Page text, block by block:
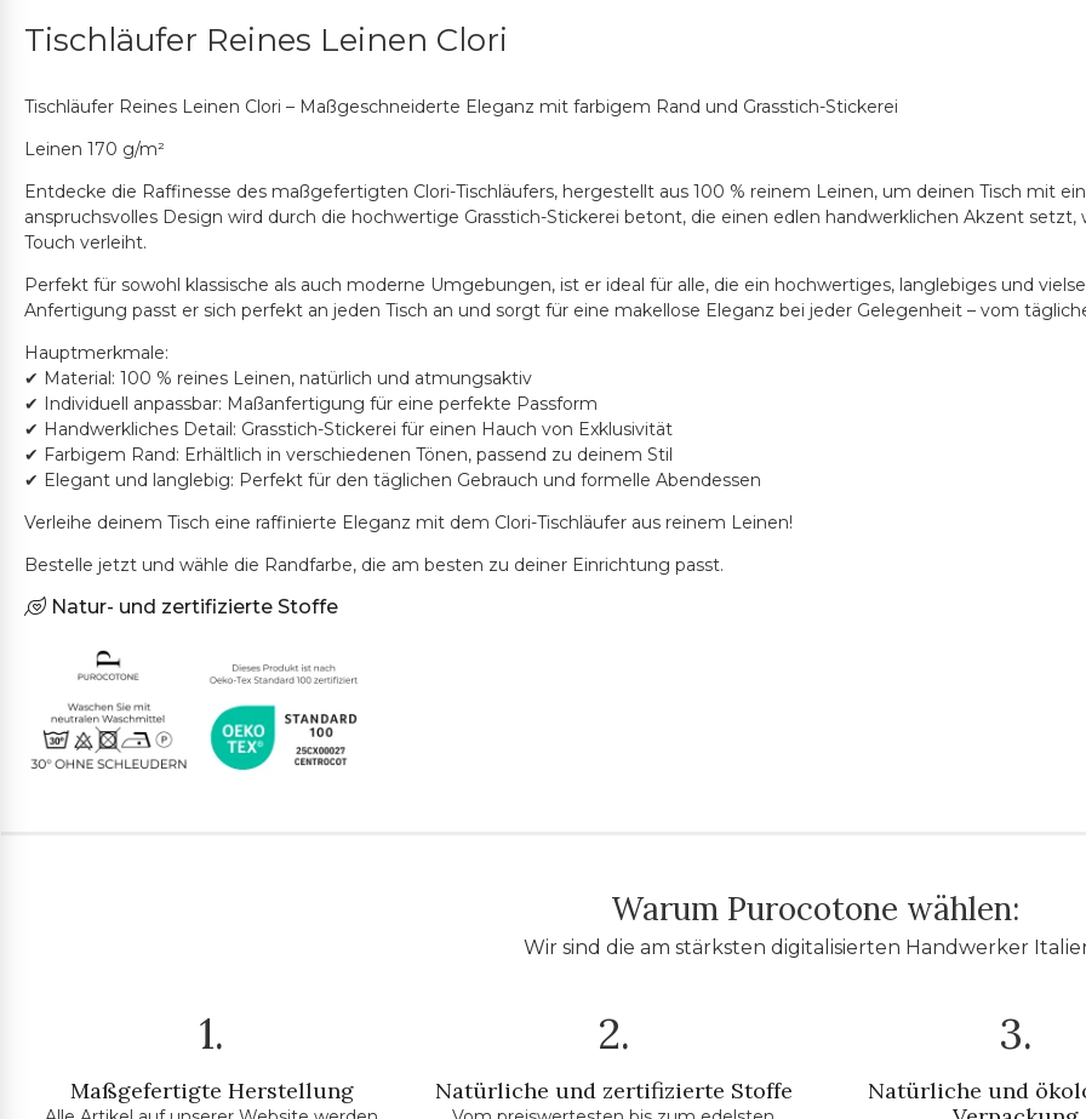
Tischläufer Reines Leinen Clori
Tischläufer Reines Leinen Clori – Maßgeschneiderte Eleganz mit farbigem Rand und Grasstich-Stickerei
Leinen 170 g/m²
Entdecke die Raffinesse des maßgefertigten Clori-Tischläufers, hergestellt aus 100 % reinem Leinen, um deinen Tisch mit
anspruchsvolles Design wird durch die hochwertige Grasstich-Stickerei betont, die einen edlen handwerklichen Akzent
Touch verleiht.
Perfekt für sowohl klassische als auch moderne Umgebungen, ist er ideal für alle, die ein hochwertiges, langlebiges und
Anfertigung passt er sich perfekt an jeden Tisch an und sorgt für eine makellose Eleganz bei jeder Gelegenheit – vom
Hauptmerkmale:
✔ Material: 100 % reines Leinen, natürlich und atmungsaktiv
✔ Individuell anpassbar: Maßanfertigung für eine perfekte Passform
✔ Handwerkliches Detail: Grasstich-Stickerei für einen Hauch von Exklusivität
✔ Farbigem Rand: Erhältlich in verschiedenen Tönen, passend zu deinem Stil
✔ Elegant und langlebig: Perfekt für den täglichen Gebrauch und formelle Abendessen
Verleihe deinem Tisch eine raffinierte Eleganz mit dem Clori-Tischläufer aus reinem Leinen!
Bestelle jetzt und wähle die Randfarbe, die am besten zu deiner Einrichtung passt.
Natur- und zertifizierte Stoffe
Warum Purocotone wählen:
Wir sind die am stärksten digitalisierten Handwerker
1.
Maßgefertigte Herstellung
2.
Natürliche und zertifizierte Stoffe
3.
Natürliche und